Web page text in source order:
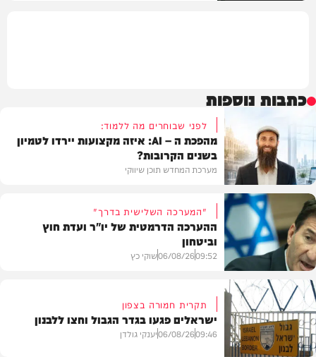
כתבות נוספות
תוכן שיווקי
לפני שבוחרים מה ללמוד:
מהפכת ה – AI: איזה מקצועות יירדו לטמיון
בשנים הקרובות?
מערכת המחדש תוכן שיווקי
חדשות
"המערכה השלישית בדרך"
ההערכה הדרמטית של יו"ר ועדת חוץ
וביטחון
09:52
06/08/26שוקי כץ
תקרית חמורה בצפון
ישראלים פגעו בגדר הגבול וחצו ללבנון
09:46
06/08/26יענקי גולדן